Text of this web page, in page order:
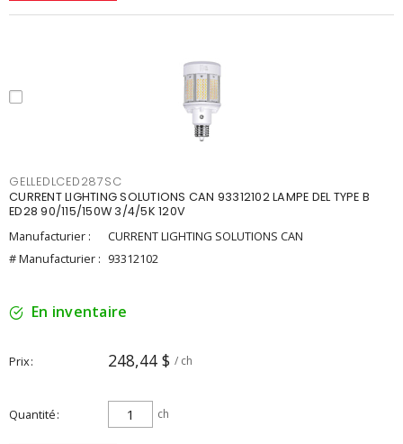
GELLEDLCED287SC
CURRENT LIGHTING SOLUTIONS CAN 93312102 LAMPE DEL TYPE B
ED28 90/115/150W 3/4/5K 120V
Manufacturier :
CURRENT LIGHTING SOLUTIONS CAN
# Manufacturier : 93312102
En inventaire
Prix 248,44 $ / ch
Quantité ch